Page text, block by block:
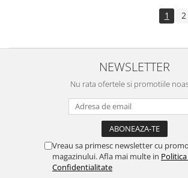
1 2
NEWSLETTER
Nu rata ofertele si promotiile
Vreau sa primesc newsletter cu
magazinului. Afla mai multe in
Confidentialitate